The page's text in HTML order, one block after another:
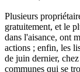
Plusieurs
gratuitement, et le
dans l'aisance, ont
actions ; enfin, les
de juin dernier,
communes qui se